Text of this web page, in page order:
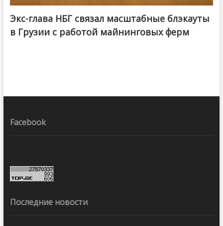
Экс-глава НБГ связал масштабные блэкауты
в Грузии с работой майнинговых ферм
Facebook
Последние новости